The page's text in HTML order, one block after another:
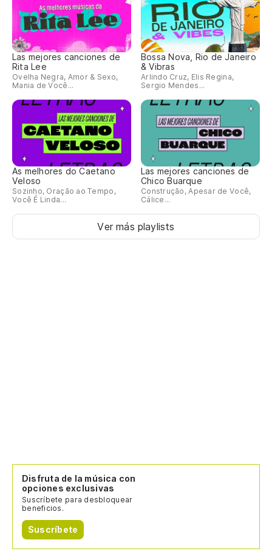
Las mejores canciones de
Rita Lee
Ovelha Negra, Amor & Sexo,
Mania de Você...
Bossa Nova, Rio de Janeiro
& Vibras
Arlindo Cruz, Elis Regina,
Sergio Mendes...
As melhores do Caetano
Veloso
Sozinho, Oração ao Tempo,
Você É Linda...
Las mejores canciones de
Chico Buarque
Construção, Apesar de Você,
Cálice...
Ver más playlists
Disfruta de la música con
opciones exclusivas
Suscríbete para desbloquear
beneficios.
Suscríbete